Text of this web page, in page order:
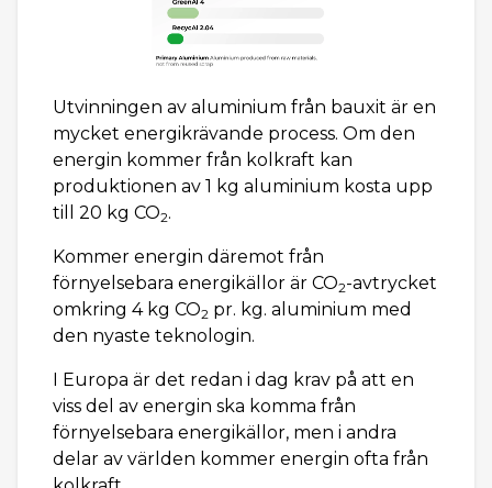
Utvinningen av aluminium från bauxit är en
mycket energikrävande process. Om den
energin kommer från kolkraft kan
produktionen av 1 kg aluminium kosta upp
till 20 kg CO2.
Kommer energin däremot från
förnyelsebara energikällor är CO2-avtrycket
omkring 4 kg CO2 pr. kg. aluminium med
den nyaste teknologin.
I Europa är det redan i dag krav på att en
viss del av energin ska komma från
förnyelsebara energikällor, men i andra
delar av världen kommer energin ofta från